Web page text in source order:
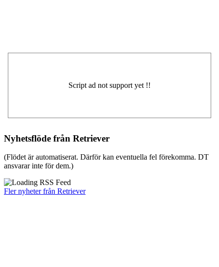
Nyhetsflöde från Retriever
(Flödet är automatiserat. Därför kan eventuella fel förekomma. DT
ansvarar inte för dem.)
Fler nyheter från Retriever